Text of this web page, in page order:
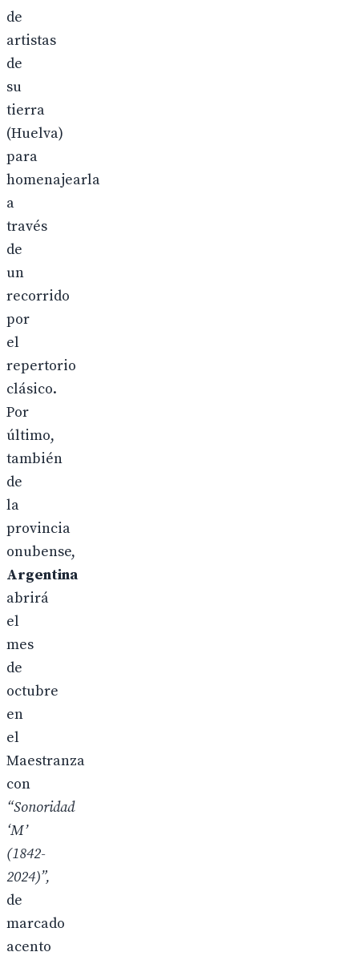
de
artistas
de
su
tierra
(Huelva)
para
homenajearla
a
través
de
un
recorrido
por
el
repertorio
clásico.
Por
último,
también
de
la
provincia
onubense,
Argentina
abrirá
el
mes
de
octubre
en
el
Maestranza
con
“Sonoridad
‘M’
(1842-
2024)”,
de
marcado
acento